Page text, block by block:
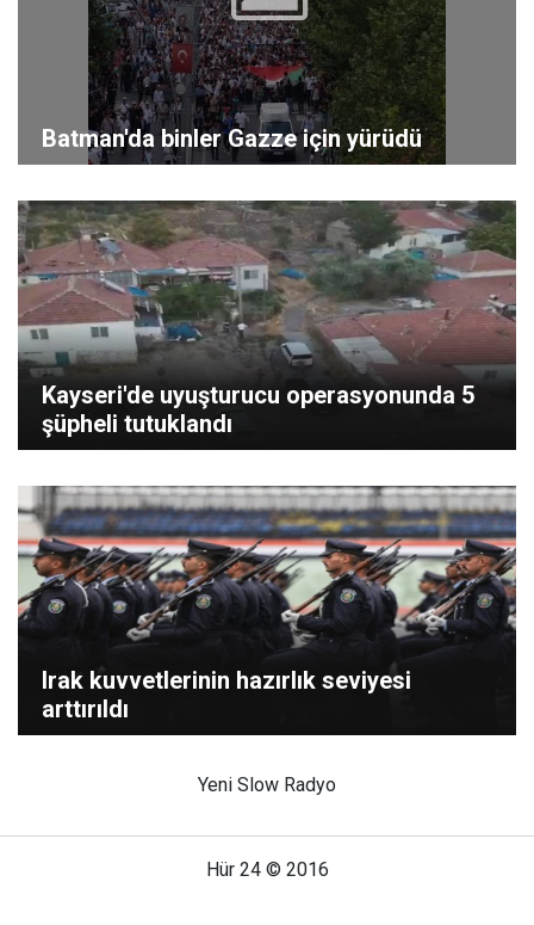
Batman'da binler Gazze için yürüdü
Kayseri'de uyuşturucu operasyonunda 5
şüpheli tutuklandı
Irak kuvvetlerinin hazırlık seviyesi
arttırıldı
Yeni Slow Radyo
Hür 24 © 2016